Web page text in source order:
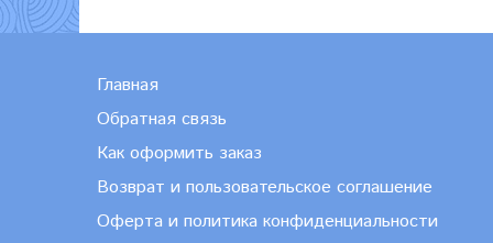
Главная
Обратная связь
Как оформить заказ
Возврат и пользовательское соглашение
Оферта и политика конфиденциальности